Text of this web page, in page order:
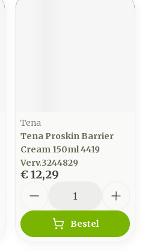
Tena
Tena Proskin Barrier
Cream 150ml 4419
Verv.3244829
€ 12,29
Bestel